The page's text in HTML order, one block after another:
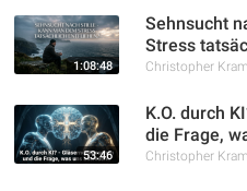
1:08:48
Sehnsucht
Stress
Christopher
53:46
K.O. durch
die Frage,
Christopher